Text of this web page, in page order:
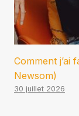
Comment j’ai
Newsom)
30 juillet 2026